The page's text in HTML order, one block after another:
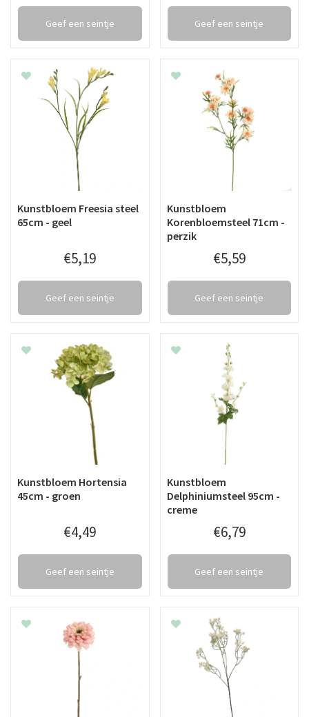
Geef een seintje Geef een seintje
Kunstbloem Freesia steel
65cm - geel
€5,19
Geef een seintje
Kunstbloem
Korenbloemsteel 71cm -
perzik
€5,59
Geef een seintje
Kunstbloem Hortensia
45cm - groen
€4,49
Geef een seintje
Kunstbloem
Delphiniumsteel 95cm -
creme
€6,79
Geef een seintje